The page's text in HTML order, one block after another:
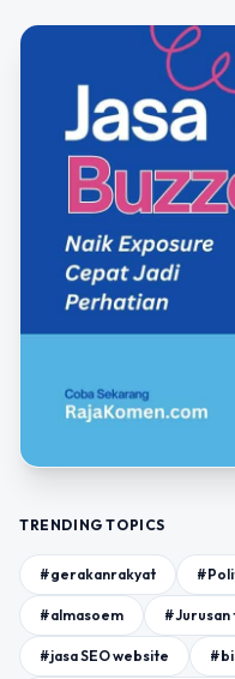
TRENDING TOPICS
#gerakanrakyat
#almasoem #Jurusan
#jasa SEO website